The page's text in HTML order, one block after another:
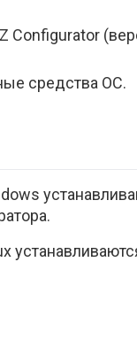
Configurator
средства ОС.